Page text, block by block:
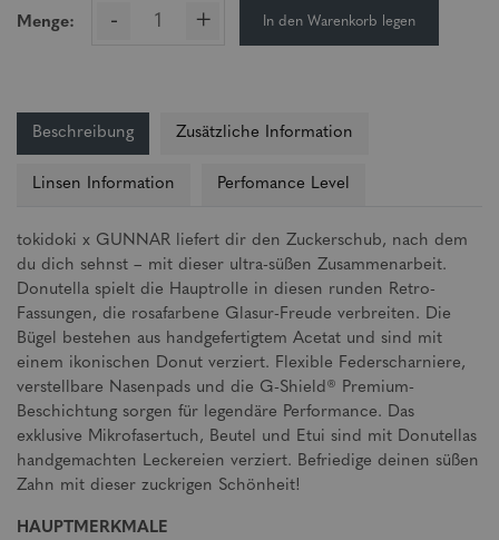
Menge: - + In den Warenkorb legen
Beschreibung Zusätzliche Information
Linsen Information Perfomance Level
tokidoki x GUNNAR liefert dir den Zuckerschub, nach dem
du dich sehnst – mit dieser ultra-süßen Zusammenarbeit.
Donutella spielt die Hauptrolle in diesen runden Retro-
Fassungen, die rosafarbene Glasur-Freude verbreiten. Die
Bügel bestehen aus handgefertigtem Acetat und sind mit
einem ikonischen Donut verziert. Flexible Federscharniere,
verstellbare Nasenpads und die G-Shield® Premium-
Beschichtung sorgen für legendäre Performance. Das
exklusive Mikrofasertuch, Beutel und Etui sind mit Donutellas
handgemachten Leckereien verziert. Befriedige deinen süßen
Zahn mit dieser zuckrigen Schönheit!
HAUPTMERKMALE